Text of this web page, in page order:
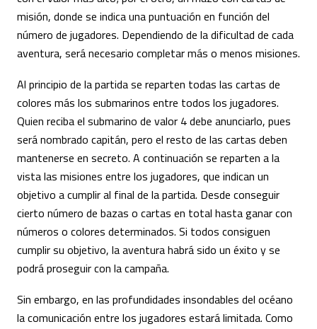
misión, donde se indica una puntuación en función del
número de jugadores. Dependiendo de la dificultad de cada
aventura, será necesario completar más o menos misiones.
Al principio de la partida se reparten todas las cartas de
colores más los submarinos entre todos los jugadores.
Quien reciba el submarino de valor 4 debe anunciarlo, pues
será nombrado capitán, pero el resto de las cartas deben
mantenerse en secreto. A continuación se reparten a la
vista las misiones entre los jugadores, que indican un
objetivo a cumplir al final de la partida. Desde conseguir
cierto número de bazas o cartas en total hasta ganar con
números o colores determinados. Si todos consiguen
cumplir su objetivo, la aventura habrá sido un éxito y se
podrá proseguir con la campaña.
Sin embargo, en las profundidades insondables del océano
la comunicación entre los jugadores estará limitada. Como